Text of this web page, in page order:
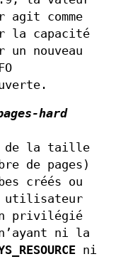
comme
la capacité
un nouveau
hard
de la taille
de pages)
créés ou
utilisateur
privilégié
ni la
ni